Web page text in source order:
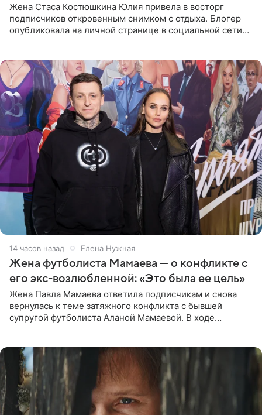
Жена Стаса Костюшкина Юлия привела в восторг
подписчиков откровенным снимком с отдыха. Блогер
опубликовала на личной странице в социальной сети
14 часов назад Елена Нужная
Жена футболиста Мамаева — о конфликте с
его экс-возлюбленной: «Это была ее цель»
Жена Павла Мамаева ответила подписчикам и снова
вернулась к теме затяжного конфликта с бывшей
супругой футболиста Аланой Мамаевой. В ходе